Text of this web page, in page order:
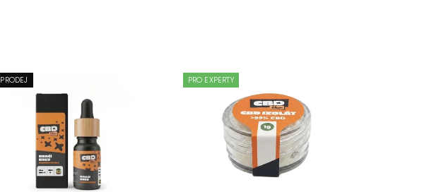
PRO EXPERTY